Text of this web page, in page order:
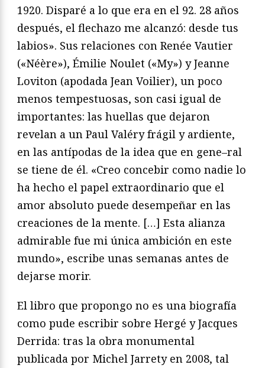
1920. Disparé a lo que era en el 92. 28 años
después, el flechazo me alcanzó: desde tus
labios». Sus relaciones con Renée Vautier
(«Néère»), Émilie Noulet («My») y Jeanne
Loviton (apodada Jean Voilier), un poco
menos tempestuosas, son casi igual de
importantes: las huellas que dejaron
revelan a un Paul Valéry frágil y ardiente,
en las antípodas de la idea que en gene–ral
se tiene de él. «Creo concebir como nadie lo
ha hecho el papel extraordinario que el
amor absoluto puede desempeñar en las
creaciones de la mente. […] Esta alianza
admirable fue mi única ambición en este
mundo», escribe unas semanas antes de
dejarse morir.
El libro que propongo no es una biografía
como pude escribir sobre Hergé y Jacques
Derrida: tras la obra monumental
publicada por Michel Jarrety en 2008, tal